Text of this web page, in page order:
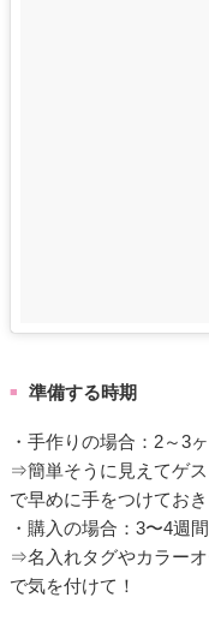
■ 準備する時期
・手作りの場合：2～3
⇒簡単そうに見えてゲ
で早めに手をつけてお
・購入の場合：3〜4週
⇒名入れタグやカラー
で気を付けて！